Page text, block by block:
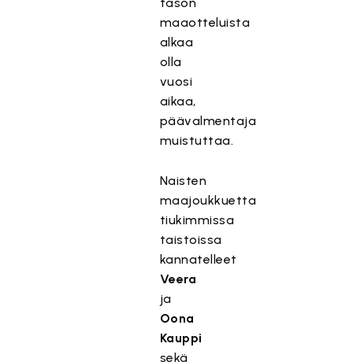
maaotteluista
alkaa
olla
vuosi
aikaa,
päävalmentaja
muistuttaa.
Naisten
maajoukkuetta
tiukimmissa
taistoissa
kannatelleet
Veera
ja
Oona
Kauppi
sekä